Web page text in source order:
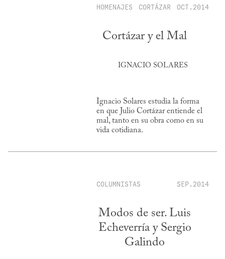
HOMENAJES CORTÁZAR OCT.2014
Cortázar y el Mal
IGNACIO SOLARES
Ignacio Solares estudia la forma
en que Julio Cortázar entiende el
mal, tanto en su obra como en su
vida cotidiana.
COLUMNISTAS SEP.2014
Modos de ser. Luis
Echeverría y Sergio
Galindo